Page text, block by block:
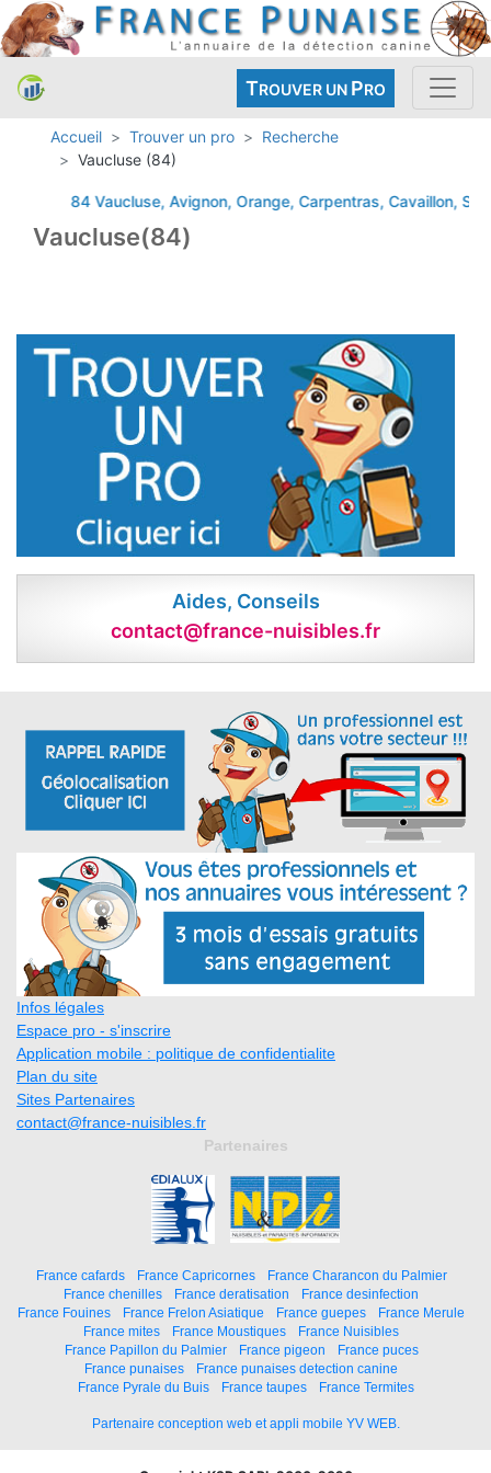
TROUVER UN PRO
Accueil Trouver un pro
Recherche
Vaucluse (84)
84 Vaucluse, Avignon, Orange, Carpentras, Cavaillon,
Vaucluse(84)
Aides, Conseils
contact@france-nuisibles.fr
Infos légales
Espace pro - s'inscrire
Application mobile : politique de confidentialite
Plan du site
Sites Partenaires
contact@france-nuisibles.fr
Partenaires
France cafards France Capricornes
France Charancon du Palmier
France chenilles
France deratisation
France desinfection
France Fouines
France Frelon Asiatique France guepes
France Merule
France mites
France Moustiques
France Nuisibles
France Papillon du Palmier
France pigeon
France puces
France punaises
France punaises detection canine
France Pyrale du Buis
France taupes France Termites
Partenaire conception web et appli mobile YV WEB.